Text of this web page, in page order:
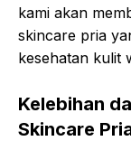
kami akan
skincare pria
kesehatan kulit
Kelebihan
Skincare